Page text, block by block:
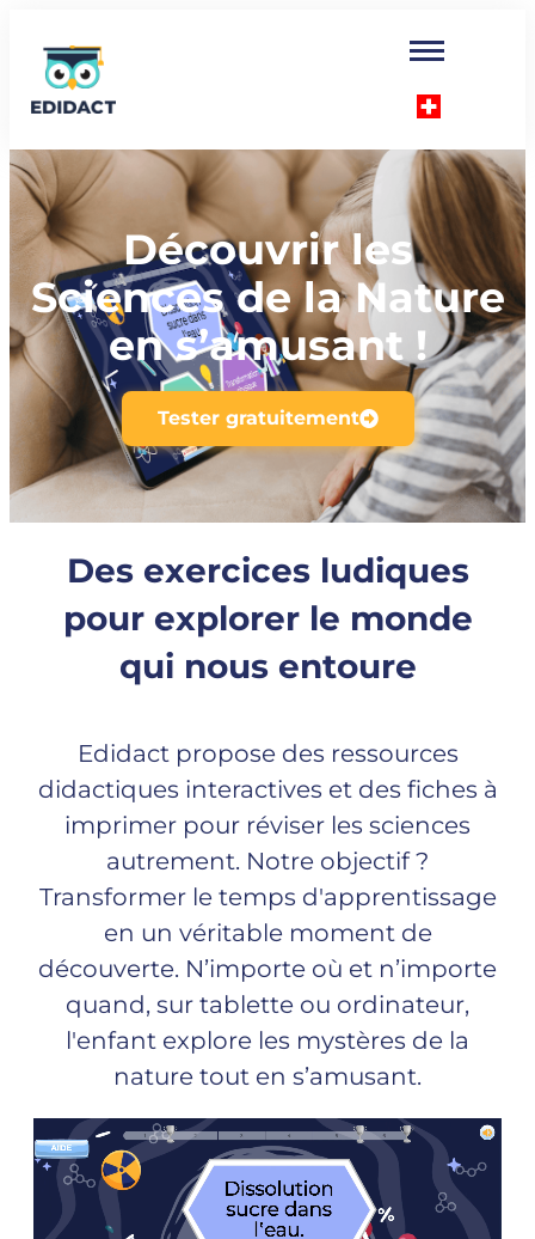
Découvrir les
Sciences de la Nature
en s’amusant !
Tester gratuitement
Des exercices ludiques
pour explorer le monde
qui nous entoure
Edidact propose des ressources
didactiques interactives et des fiches à
imprimer pour réviser les sciences
autrement. Notre objectif ?
Transformer le temps d'apprentissage
en un véritable moment de
découverte. N’importe où et n’importe
quand, sur tablette ou ordinateur,
l'enfant explore les mystères de la
nature tout en s’amusant.